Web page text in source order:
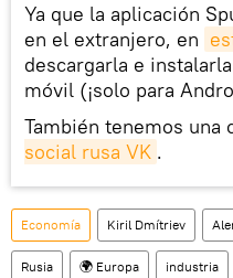
Ya que la aplicación
en el extranjero, en
descargarla e
móvil (¡solo para
También tenemos una
social rusa VK .
Economía Kiril Dmítriev
Rusia 🌍 Europa industria